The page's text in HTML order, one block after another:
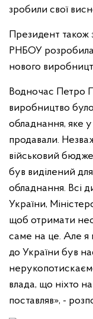
зробили свої
Президент також
РНБОУ розробила
нового
Водночас Петро
виробництво
обладнання, яке
продавали.
військовий
був виділений
обладнання. Всі
України,
щоб отримати
саме на це. Але я
до України був
влада, що ніхто
поставляв», -